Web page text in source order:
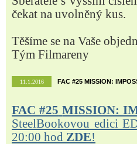
čekat na uvolněný kus.
Těšíme se na Vaše
Tým Filmareny
11.1.2016 FAC #25 MISSION:
FAC #25 MISSION:
SteelBookovou edici
20:00 hod ZDE!